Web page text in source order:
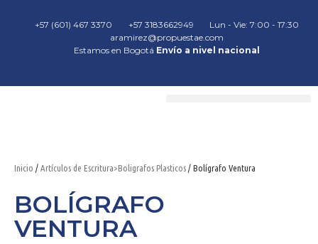
+57 (601) 467 3370 +57 3183662949
Lun - Vie: 7:00 - 17:30
aramirez@propuestae.com
Estamos en Bogotá Envío a nivel nacional
Inicio / Artículos de Escritura>Boligrafos Plasticos / Bolígrafo Ventura
BOLÍGRAFO
VENTURA